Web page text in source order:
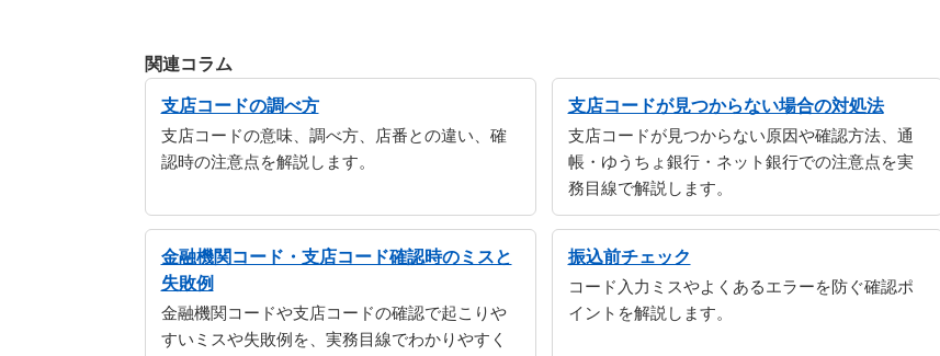
関連コラム
支店コードの調べ方
支店コードの意味、調べ方、店番との違い、確
認時の注意点を解説します。
支店コードが見つからない場合の対処法
支店コードが見つからない原因や確認方法、通
帳・ゆうちょ銀行・ネット銀行での注意点を実
務目線で解説します。
金融機関コード・支店コード確認時のミスと
失敗例
金融機関コードや支店コードの確認で起こりや
すいミスや失敗例を、実務目線でわかりやすく
振込前チェック
コード入力ミスやよくあるエラーを防ぐ確認ポ
イントを解説します。